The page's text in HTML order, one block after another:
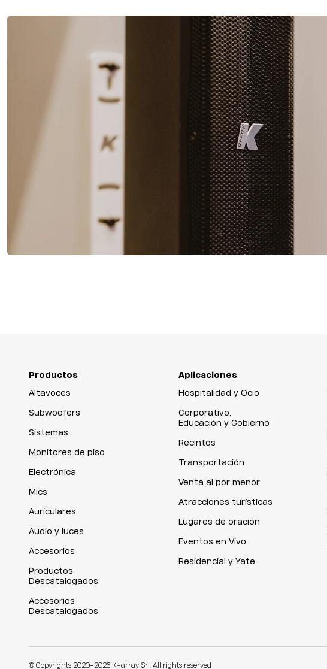
Productos
Altavoces
Subwoofers
Sistemas
Monitores de piso
Electrónica
Mics
Auriculares
Audio y luces
Accesorios
Productos
Descatalogados
Accesorios
Descatalogados
Aplicaciones
Hospitalidad y Ocio
Corporativo,
Educación y Gobierno
Recintos
Transportación
Venta al por menor
Atracciones turísticas
Lugares de oración
Eventos en Vivo
Residencial y Yate
© Copyrights 2020-2026 K-array Srl. All rights reserved